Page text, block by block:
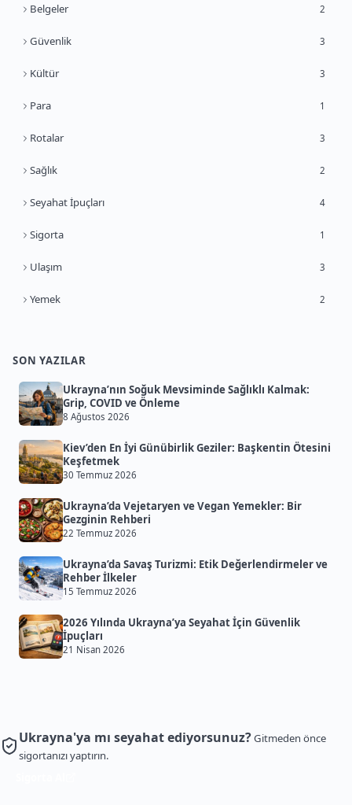
Belgeler 2
Güvenlik 3
Kültür 3
Para 1
Rotalar 3
Sağlık 2
Seyahat İpuçları 4
Sigorta 1
Ulaşım 3
Yemek 2
SON YAZILAR
Ukrayna’nın Soğuk Mevsiminde Sağlıklı Kalmak:
Grip, COVID ve Önleme
8 Ağustos 2026
Kiev’den En İyi Günübirlik Geziler: Başkentin Ötesini
Keşfetmek
30 Temmuz 2026
Ukrayna’da Vejetaryen ve Vegan Yemekler: Bir
Gezginin Rehberi
22 Temmuz 2026
Ukrayna’da Savaş Turizmi: Etik Değerlendirmeler ve
Rehber İlkeler
15 Temmuz 2026
2026 Yılında Ukrayna’ya Seyahat İçin Güvenlik
İpuçları
21 Nisan 2026
Ukrayna'ya mı seyahat ediyorsunuz?Gitmeden önce
sigortanızı yaptırın.